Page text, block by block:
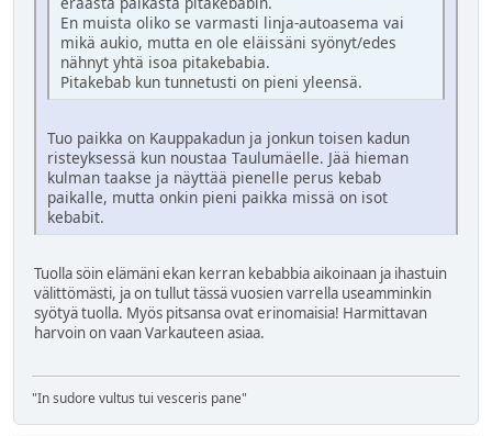
En muista oliko se varmasti linja-autoasema vai
mikä aukio, mutta en ole eläissäni syönyt/edes
nähnyt yhtä isoa pitakebabia.
Pitakebab kun tunnetusti on pieni yleensä.
Tuo paikka on Kauppakadun ja jonkun toisen kadun
risteyksessä kun noustaa Taulumäelle. Jää hieman
kulman taakse ja näyttää pienelle perus kebab
paikalle, mutta onkin pieni paikka missä on isot
kebabit.
Tuolla söin elämäni ekan kerran kebabbia aikoinaan ja ihastuin
välittömästi, ja on tullut tässä vuosien varrella useamminkin
syötyä tuolla. Myös pitsansa ovat erinomaisia! Harmittavan
harvoin on vaan Varkauteen asiaa.
"In sudore vultus tui vesceris pane"